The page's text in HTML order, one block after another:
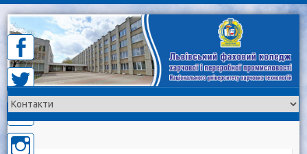
Skip
content